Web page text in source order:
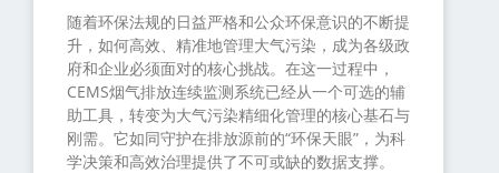
随着环保法规的日益严格和公众环保意识的不断提
升，如何高效、精准地管理大气污染，成为各级政
府和企业必须面对的核心挑战。在这一过程中，
CEMS烟气排放连续监测系统已经从一个可选的辅
助工具，转变为大气污染精细化管理的核心基石与
刚需。它如同守护在排放源前的“环保天眼”，为科
学决策和高效治理提供了不可或缺的数据支撑。